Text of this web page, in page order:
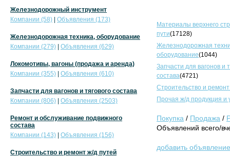
Материалы верхнего
пути(17128)
Железнодорожная
оборудование(1044)
Запчасти для вагонов и
состава(4721)
Строительство и
Прочая ж/д продукция и
Покупка / Продажа /
Объявлений всего/
добавить объявление
Железнодорожный инструмент
Компании (58)
Объявления (173)
Железнодорожная техника, оборудование
Компании (279)
Объявления (629)
Локомотивы, вагоны (продажа и аренда)
Компании (355)
Объявления (610)
Запчасти для вагонов и тягового состава
Компании (806)
Объявления (2503)
Ремонт и обслуживание подвижного
состава
Компании (143)
Объявления (156)
Строительство и ремонт ж/д путей